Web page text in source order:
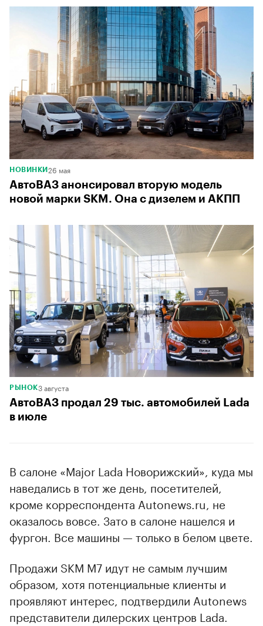
НОВИНКИ 26 мая
АвтоВАЗ анонсировал вторую модель
новой марки SKM. Она с дизелем и АКПП
РЫНОК3 августа
АвтоВАЗ продал 29 тыс. автомобилей Lada
в июле
В салоне «Major Lada Новорижский», куда мы
наведались в тот же день, посетителей,
кроме корреспондента Autonews.ru, не
оказалось вовсе. Зато в салоне нашелся и
фургон. Все машины — только в белом цвете.
Продажи SKM M7 идут не самым лучшим
образом, хотя потенциальные клиенты и
проявляют интерес, подтвердили Autonews
представители дилерских центров Lada.